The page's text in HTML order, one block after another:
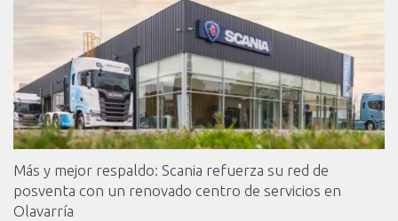
Más y mejor respaldo: Scania refuerza su red de
posventa con un renovado centro de servicios en
Olavarría